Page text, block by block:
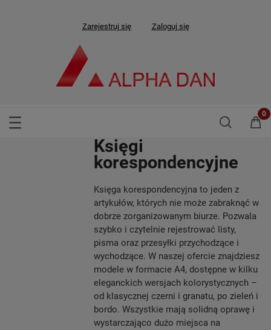
Zarejestruj się Zaloguj się
Księgi
korespondencyjne
Księga korespondencyjna to jeden z
artykułów, których nie może zabraknąć w
dobrze zorganizowanym biurze. Pozwala
szybko i czytelnie rejestrować listy,
pisma oraz przesyłki przychodzące i
wychodzące. W naszej ofercie znajdziesz
modele w formacie A4, dostępne w kilku
eleganckich wersjach kolorystycznych –
od klasycznej czerni i granatu, po zieleń i
bordo. Wszystkie mają solidną oprawę i
wystarczająco dużo miejsca na